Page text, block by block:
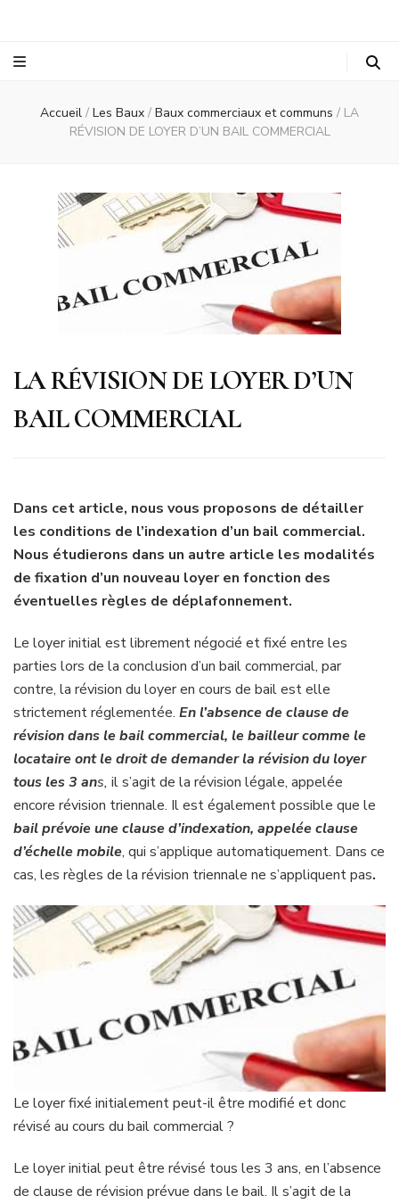
Accueil / Les Baux / Baux commerciaux et communs / LA
RÉVISION DE LOYER D’UN BAIL COMMERCIAL
LA RÉVISION DE LOYER D’UN
BAIL COMMERCIAL
Dans cet article, nous vous proposons de détailler
les conditions de l’indexation d’un bail commercial.
Nous étudierons dans un autre article les modalités
de fixation d’un nouveau loyer en fonction des
éventuelles règles de déplafonnement.
Le loyer initial est librement négocié et fixé entre les
parties lors de la conclusion d’un bail commercial, par
contre, la révision du loyer en cours de bail est elle
strictement réglementée. En l’absence de clause de
révision dans le bail commercial, le bailleur comme le
locataire ont le droit de demander la révision du loyer
tous les 3 ans, il s’agit de la révision légale, appelée
encore révision triennale. Il est également possible que le
bail prévoie une clause d’indexation, appelée clause
d’échelle mobile, qui s’applique automatiquement. Dans ce
cas, les règles de la révision triennale ne s’appliquent pas.
Le loyer fixé initialement peut-il être modifié et donc
révisé au cours du bail commercial ?
Le loyer initial peut être révisé tous les 3 ans, en l’absence
de clause de révision prévue dans le bail. Il s’agit de la